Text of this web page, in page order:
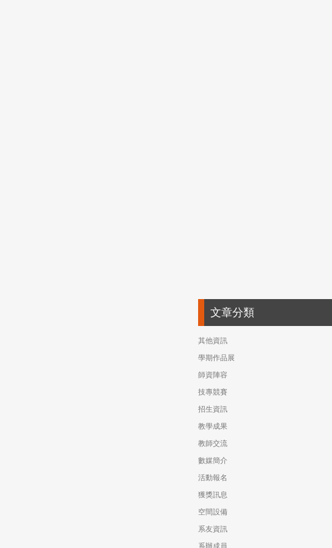
文章分類
其他資訊
學期作品展
師資陣容
技專競賽
招生資訊
教學成果
教師交流
數媒簡介
活動報名
獲獎訊息
空間設備
系友資訊
系辦成員